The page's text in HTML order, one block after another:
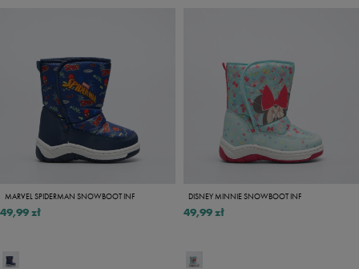
MARVEL SPIDERMAN SNOWBOOT INF
49,99 zł
DISNEY MINNIE SNOWBOOT INF
49,99 zł